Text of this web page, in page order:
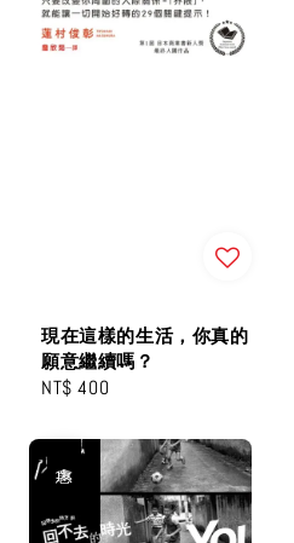
現在這樣的生活，你真的
願意繼續嗎？
Regular
NT$ 400